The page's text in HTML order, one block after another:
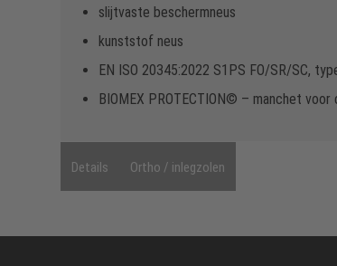
slijtvaste beschermneus
kunststof neus
EN ISO 20345:2022 S1PS FO/SR/SC,
BIOMEX PROTECTION© – manchet
Details Ortho / inlegzolen